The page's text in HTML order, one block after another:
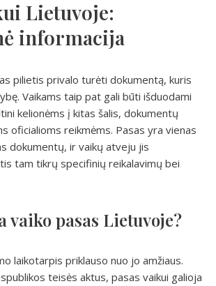
Lietuvoje:
informacija
pilietis privalo turėti dokumentą, kuris
Vaikams taip pat gali būti išduodami
kelionėms į kitas šalis, dokumentų
oficialioms reikmėms. Pasas yra vienas
dokumentų, ir vaikų atveju jis
tam tikrų specifinių reikalavimų bei
vaiko pasas Lietuvoje?
laikotarpis priklauso nuo jo amžiaus.
teisės aktus, pasas vaikui galioja